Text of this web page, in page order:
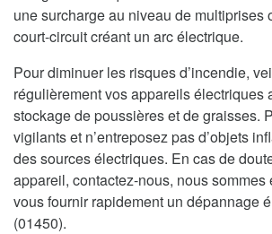
une surcharge au niveau de multiprises
court-circuit créant un arc électrique.
Pour diminuer les risques d’incendie,
régulièrement vos appareils électriques
stockage de poussières et de graisses.
vigilants et n’entreposez pas d’objets
des sources électriques. En cas de
appareil, contactez-nous, nous sommes
vous fournir rapidement un dépannage
(01450).